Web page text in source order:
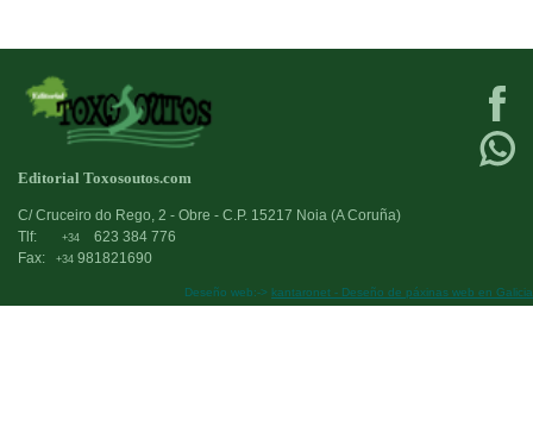
Editorial Toxosoutos.com
C/ Cruceiro do Rego, 2 - Obre - C.P. 15217 Noia (A Coruña)
Tlf:
+34
623 384 776
Fax:
+34 981821690
Deseño web:-> kantaronet - Deseño de páxinas web en Galicia